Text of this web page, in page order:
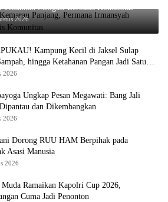
Tekankan Mitigasi Berbasis Komunitas
2026
Kampung Kecil di Jaksel Sulap
hingga Ketahanan Pangan Jadi Satu
2026
Ungkap Pesan Megawati: Bang Jali
dan Dikembangkan
2026
Dorong RUU HAM Berpihak pada
Asasi Manusia
2026
Ramaikan Kapolri Cup 2026,
Cuma Jadi Penonton